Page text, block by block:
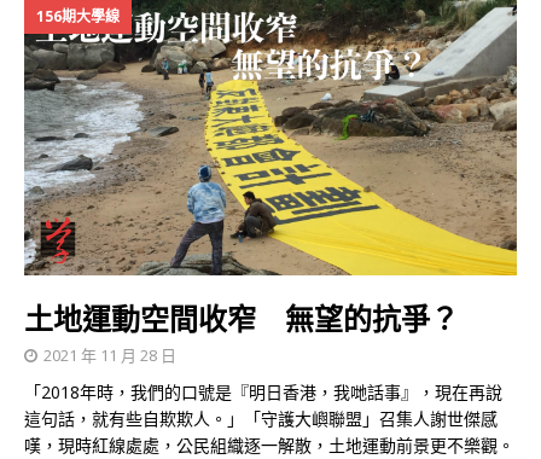
156期大學線
土地運動空間收窄 無望的抗爭？
2021 年 11 月 28 日
「2018年時，我們的口號是『明日香港，我哋話事』，現在再說
這句話，就有些自欺欺人。」「守護大嶼聯盟」召集人謝世傑感
嘆，現時紅線處處，公民組織逐一解散，土地運動前景更不樂觀。